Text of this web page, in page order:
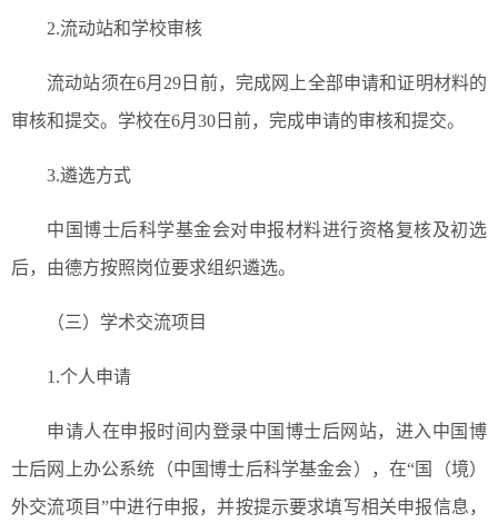
2.流动站和学校审核
流动站须在6月29日前，完成网上全部申请和证明材料的
审核和提交。学校在6月30日前，完成申请的审核和提交。
3.遴选方式
中国博士后科学基金会对申报材料进行资格复核及初选
后，由德方按照岗位要求组织遴选。
（三）学术交流项目
1.个人申请
申请人在申报时间内登录中国博士后网站，进入中国博
士后网上办公系统（中国博士后科学基金会），在“国（境）
外交流项目”中进行申报，并按提示要求填写相关申报信息，